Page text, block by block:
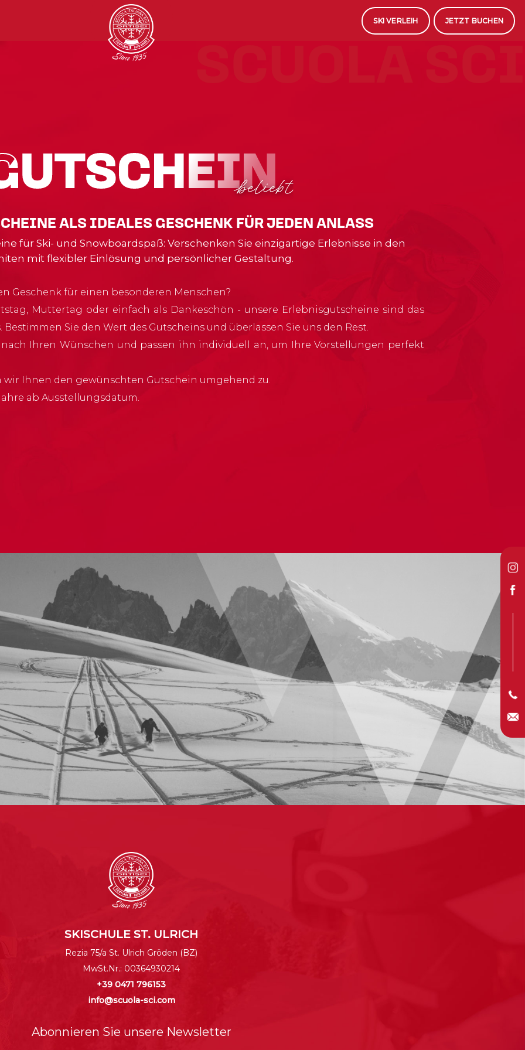
SKI VERLEIH JETZT BUCHEN
beliebt
ALS IDEALES GESCHENK FÜR JEDEN ANLASS
für Ski- und Snowboardspaß: Verschenken Sie einzigartige Erlebnisse in den
mit flexibler Einlösung und persönlicher Gestaltung.
Geschenk für einen besonderen Menschen?
Muttertag oder einfach als Dankeschön - unsere Erlebnisgutscheine sind das
Bestimmen Sie den Wert des Gutscheins und überlassen Sie uns den Rest.
Ihren Wünschen und passen ihn individuell an, um Ihre Vorstellungen perfekt
Ihnen den gewünschten Gutschein umgehend zu.
ab Ausstellungsdatum.
SKISCHULE ST. ULRICH
Rezia 75/a St. Ulrich Gröden (BZ)
MwSt.Nr.: 00364930214
+39 0471 796153
info@scuola-sci.com
Abonnieren Sie unsere Newsletter